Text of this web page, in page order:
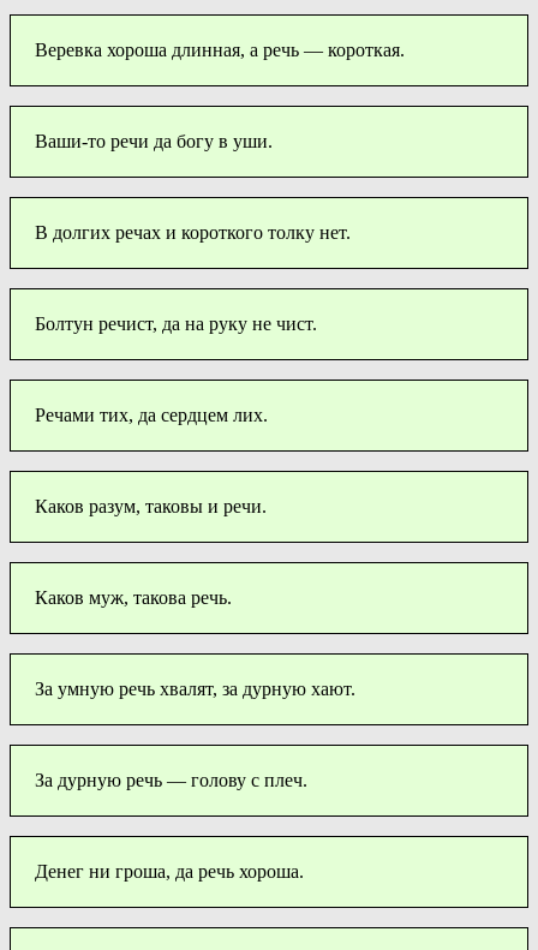
Веревка хороша длинная, а речь — короткая.
Ваши-то речи да богу в уши.
В долгих речах и короткого толку нет.
Болтун речист, да на руку не чист.
Речами тих, да сердцем лих.
Каков разум, таковы и речи.
Каков муж, такова речь.
За умную речь хвалят, за дурную хают.
За дурную речь — голову с плеч.
Денег ни гроша, да речь хороша.